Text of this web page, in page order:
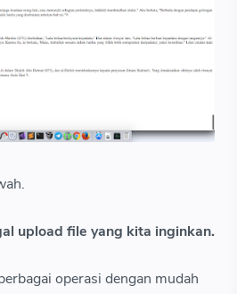
upload file yang kita inginkan.
operasi dengan mudah